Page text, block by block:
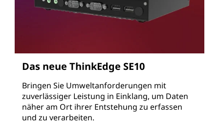
Das neue ThinkEdge SE10
Bringen Sie Umweltanforderungen mit
zuverlässiger Leistung in Einklang, um Daten
näher am Ort ihrer Entstehung zu erfassen
und zu verarbeiten.